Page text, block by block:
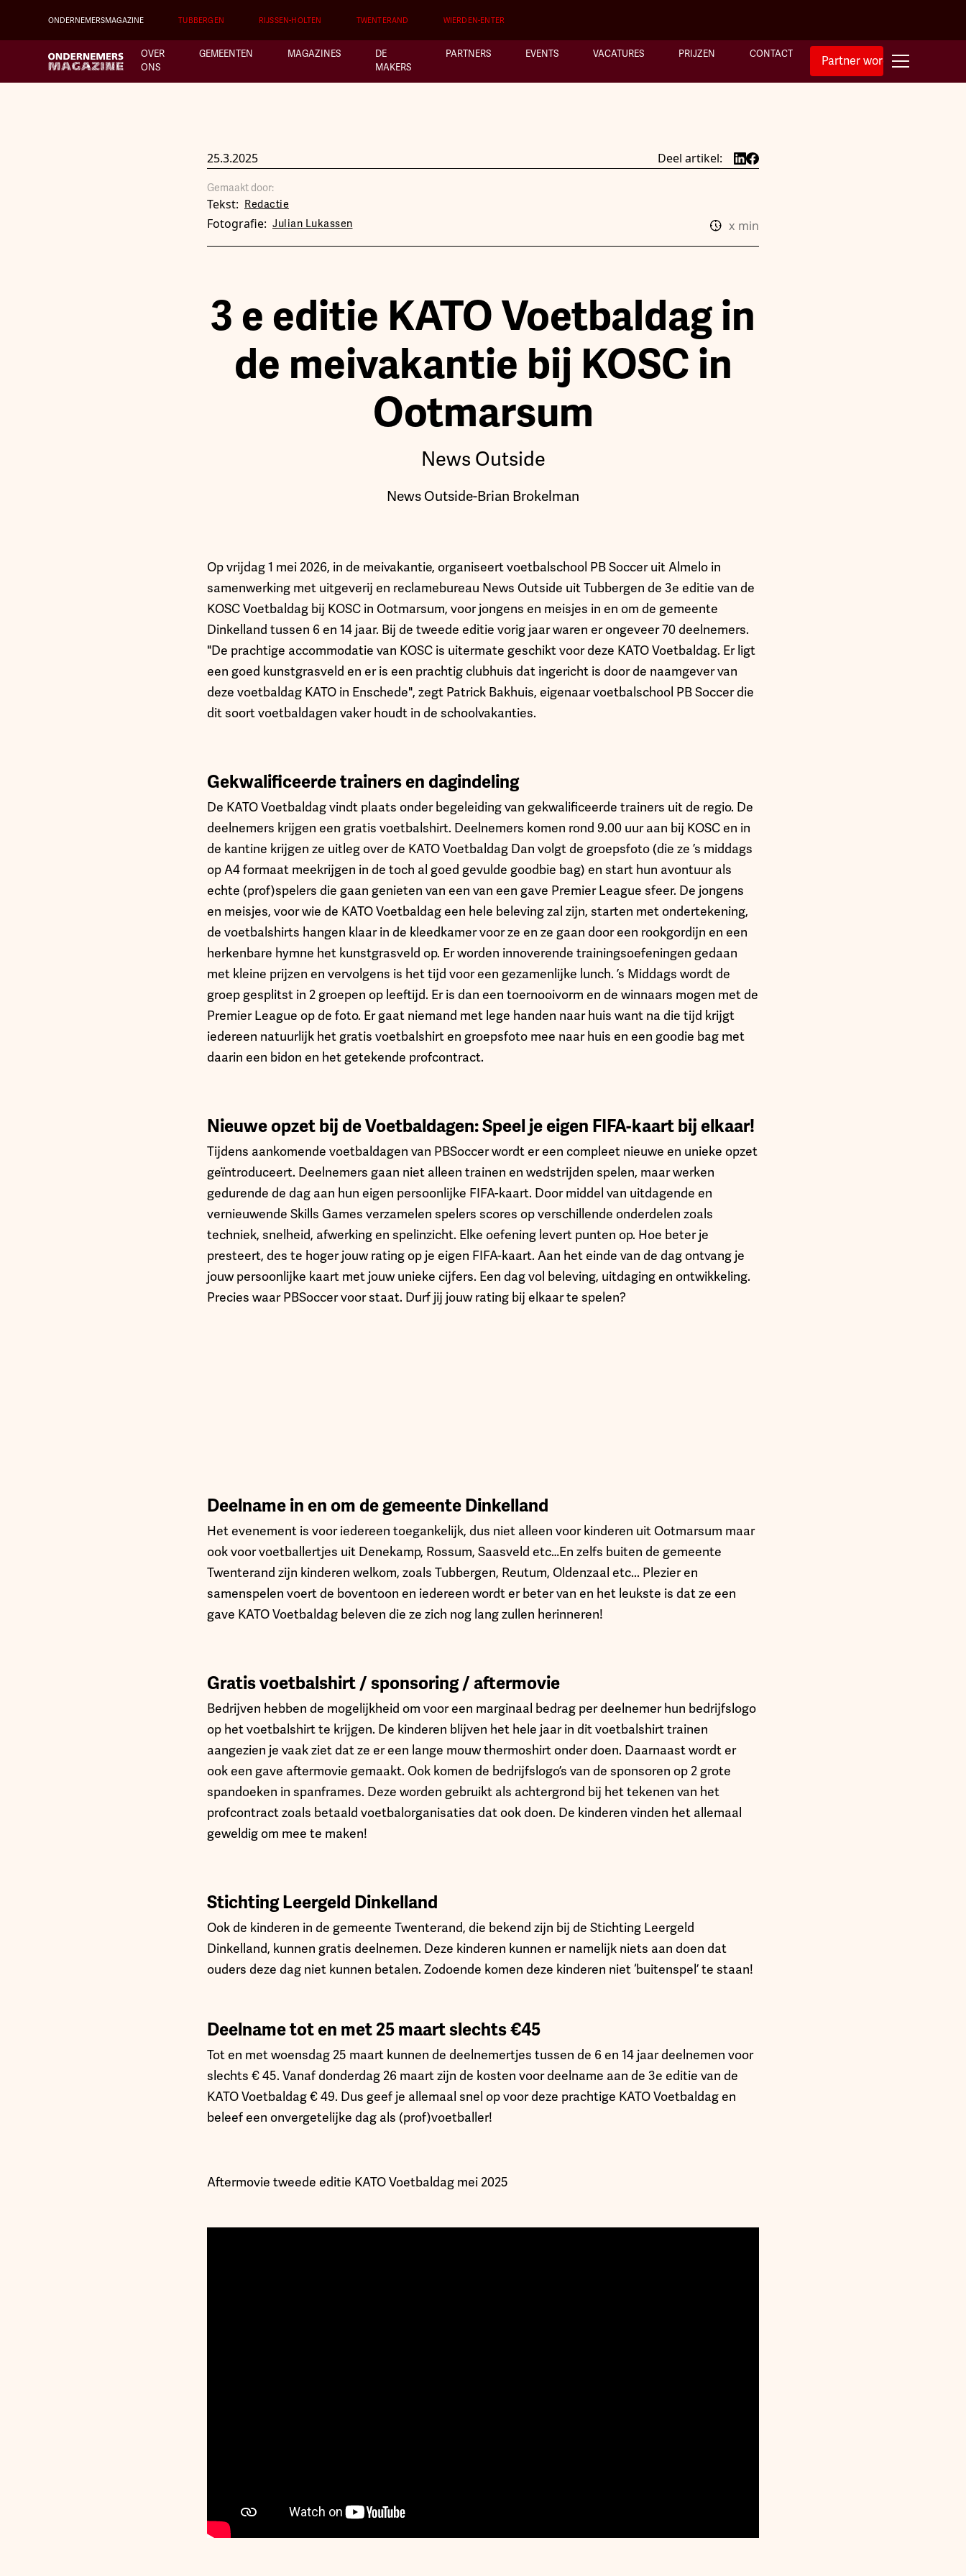
ONDERNEMERSMAGAZINE TUBBERGEN RIJSSEN-HOLTEN TWENTERAND WIERDEN-ENTER
OVER
ONS
GEMEENTEN MAGAZINES
DE
MAKERS
PARTNERS EVENTS VACATURES PRIJZEN CONTACT Partner worden
25.3.2025 Deel artikel:
Gemaakt door:
Tekst: Redactie
Fotografie: Julian Lukassen x min
3 e editie KATO Voetbaldag in
de meivakantie bij KOSC in
Ootmarsum
News Outside
News Outside-Brian Brokelman
Op vrijdag 1 mei 2026, in de meivakantie, organiseert voetbalschool PB Soccer uit Almelo in
samenwerking met uitgeverij en reclamebureau News Outside uit Tubbergen de 3e editie van de
KOSC Voetbaldag bij KOSC in Ootmarsum, voor jongens en meisjes in en om de gemeente
Dinkelland tussen 6 en 14 jaar. Bij de tweede editie vorig jaar waren er ongeveer 70 deelnemers.
"De prachtige accommodatie van KOSC is uitermate geschikt voor deze KATO Voetbaldag. Er ligt
een goed kunstgrasveld en er is een prachtig clubhuis dat ingericht is door de naamgever van
deze voetbaldag KATO in Enschede", zegt Patrick Bakhuis, eigenaar voetbalschool PB Soccer die
dit soort voetbaldagen vaker houdt in de schoolvakanties.
Gekwalificeerde trainers en dagindeling
De KATO Voetbaldag vindt plaats onder begeleiding van gekwalificeerde trainers uit de regio. De
deelnemers krijgen een gratis voetbalshirt. Deelnemers komen rond 9.00 uur aan bij KOSC en in
de kantine krijgen ze uitleg over de KATO Voetbaldag Dan volgt de groepsfoto (die ze ’s middags
op A4 formaat meekrijgen in de toch al goed gevulde goodbie bag) en start hun avontuur als
echte (prof)spelers die gaan genieten van een van een gave Premier League sfeer. De jongens
en meisjes, voor wie de KATO Voetbaldag een hele beleving zal zijn, starten met ondertekening,
de voetbalshirts hangen klaar in de kleedkamer voor ze en ze gaan door een rookgordijn en een
herkenbare hymne het kunstgrasveld op. Er worden innoverende trainingsoefeningen gedaan
met kleine prijzen en vervolgens is het tijd voor een gezamenlijke lunch. ’s Middags wordt de
groep gesplitst in 2 groepen op leeftijd. Er is dan een toernooivorm en de winnaars mogen met de
Premier League op de foto. Er gaat niemand met lege handen naar huis want na die tijd krijgt
iedereen natuurlijk het gratis voetbalshirt en groepsfoto mee naar huis en een goodie bag met
daarin een bidon en het getekende profcontract.
Nieuwe opzet bij de Voetbaldagen: Speel je eigen FIFA-kaart bij elkaar!
Tijdens aankomende voetbaldagen van PBSoccer wordt er een compleet nieuwe en unieke opzet
geïntroduceert. Deelnemers gaan niet alleen trainen en wedstrijden spelen, maar werken
gedurende de dag aan hun eigen persoonlijke FIFA-kaart. Door middel van uitdagende en
vernieuwende Skills Games verzamelen spelers scores op verschillende onderdelen zoals
techniek, snelheid, afwerking en spelinzicht. Elke oefening levert punten op. Hoe beter je
presteert, des te hoger jouw rating op je eigen FIFA-kaart. Aan het einde van de dag ontvang je
jouw persoonlijke kaart met jouw unieke cijfers. Een dag vol beleving, uitdaging en ontwikkeling.
Precies waar PBSoccer voor staat. Durf jij jouw rating bij elkaar te spelen?
Deelname in en om de gemeente Dinkelland
Het evenement is voor iedereen toegankelijk, dus niet alleen voor kinderen uit Ootmarsum maar
ook voor voetballertjes uit Denekamp, Rossum, Saasveld etc…En zelfs buiten de gemeente
Twenterand zijn kinderen welkom, zoals Tubbergen, Reutum, Oldenzaal etc... Plezier en
samenspelen voert de boventoon en iedereen wordt er beter van en het leukste is dat ze een
gave KATO Voetbaldag beleven die ze zich nog lang zullen herinneren!
Gratis voetbalshirt / sponsoring / aftermovie
Bedrijven hebben de mogelijkheid om voor een marginaal bedrag per deelnemer hun bedrijfslogo
op het voetbalshirt te krijgen. De kinderen blijven het hele jaar in dit voetbalshirt trainen
aangezien je vaak ziet dat ze er een lange mouw thermoshirt onder doen. Daarnaast wordt er
ook een gave aftermovie gemaakt. Ook komen de bedrijfslogo’s van de sponsoren op 2 grote
spandoeken in spanframes. Deze worden gebruikt als achtergrond bij het tekenen van het
profcontract zoals betaald voetbalorganisaties dat ook doen. De kinderen vinden het allemaal
geweldig om mee te maken!
Stichting Leergeld Dinkelland
Ook de kinderen in de gemeente Twenterand, die bekend zijn bij de Stichting Leergeld
Dinkelland, kunnen gratis deelnemen. Deze kinderen kunnen er namelijk niets aan doen dat
ouders deze dag niet kunnen betalen. Zodoende komen deze kinderen niet ‘buitenspel’ te staan!
Deelname tot en met 25 maart slechts €45
Tot en met woensdag 25 maart kunnen de deelnemertjes tussen de 6 en 14 jaar deelnemen voor
slechts € 45. Vanaf donderdag 26 maart zijn de kosten voor deelname aan de 3e editie van de
KATO Voetbaldag € 49. Dus geef je allemaal snel op voor deze prachtige KATO Voetbaldag en
beleef een onvergetelijke dag als (prof)voetballer!
Aftermovie tweede editie KATO Voetbaldag mei 2025